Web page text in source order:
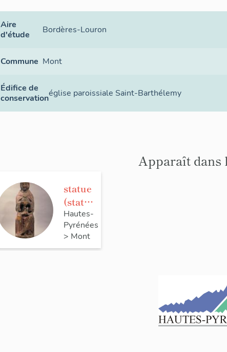
Aire
d'étude
Bordères-Louron
Commune Mont
Édifice de
conservationéglise paroissiale Saint-Barthélemy
Apparaît dans
statue
(statue
tte) :
Christ,
dit
Hautes-
Pyrénées
> Mont